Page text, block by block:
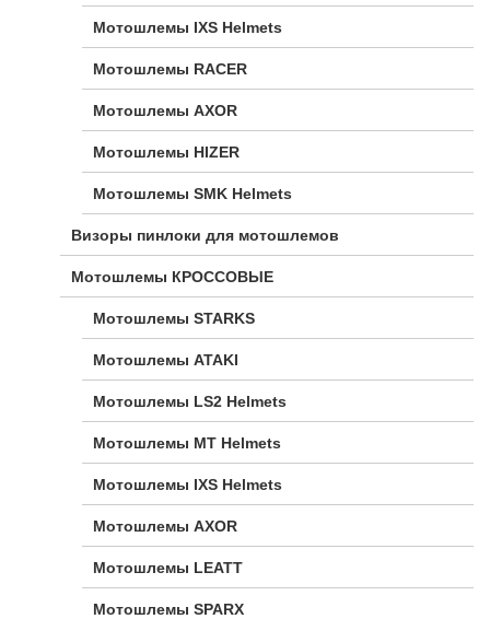
Мотошлемы IXS Helmets
Мотошлемы RACER
Мотошлемы AXOR
Мотошлемы HIZER
Мотошлемы SMK Helmets
Визоры пинлоки для мотошлемов
Мотошлемы КРОССОВЫЕ
Мотошлемы STARKS
Мотошлемы ATAKI
Мотошлемы LS2 Helmets
Мотошлемы MT Helmets
Мотошлемы IXS Helmets
Мотошлемы AXOR
Мотошлемы LEATT
Мотошлемы SPARX